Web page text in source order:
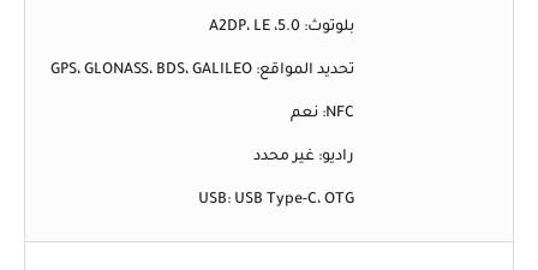
بلوتوث: 5.0، A2DP، LE
تحديد المواقع: GPS، GLONASS، BDS، GALILEO
NFC: نعم
راديو: غير محدد
USB: USB Type-C، OTG